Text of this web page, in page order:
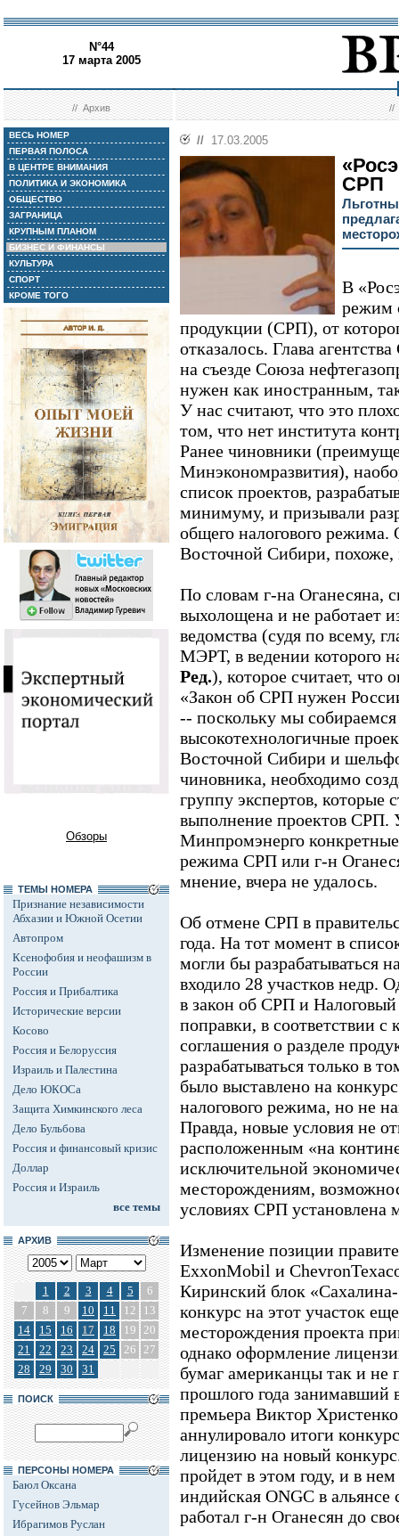
N°44
17 марта 2005
//Архив //
ВЕСЬ НОМЕР
ПЕРВАЯ ПОЛОСА
В ЦЕНТРЕ ВНИМАНИЯ
ПОЛИТИКА И ЭКОНОМИКА
ОБЩЕСТВО
ЗАГРАНИЦА
КРУПНЫМ ПЛАНОМ
БИЗНЕС И ФИНАНСЫ
КУЛЬТУРА
СПОРТ
КРОМЕ ТОГО
Обзоры
ТЕМЫ НОМЕРА
Признание независимости
Абхазии и Южной Осетии
Автопром
Ксенофобия и неофашизм в
России
Россия и Прибалтика
Исторические версии
Косово
Россия и Белоруссия
Израиль и Палестина
Дело ЮКОСа
Защита Химкинского леса
Дело Бульбова
Россия и финансовый кризис
Доллар
Россия и Израиль
все темы
АРХИВ
1 2 3 4 5
6
7
8 9 10 11 12
13
14
15 16 17 18 19 20
21
22 23 24 25 26 27
28
29 30 31
ПОИСК
ПЕРСОНЫ НОМЕРА
Баюл Оксана
Гусейнов Эльмар
Ибрагимов Руслан
// 17.03.2005
СРП
В
режим
продукции (СРП), от
отказалось. Глава
на съезде Союза
нужен как иностранным,
У нас считают, что это
том, что нет института
Ранее чиновники
Минэкономразвития),
список проектов,
минимуму, и призывали
общего налогового режима.
Восточной Сибири,
По словам г-на Оганесяна,
выхолощена и не работает
ведомства (судя по всему,
МЭРТ, в ведении которого
Ред.), которое считает, что
«Закон об СРП нужен
-- поскольку мы
высокотехнологичные
Восточной Сибири и
чиновника, необходимо
группу экспертов, которые
выполнение проектов СРП.
Минпромэнерго
режима СРП или г-н
мнение, вчера не удалось.
Об отмене СРП в
года. На тот момент в
могли бы разрабатываться
входило 28 участков недр.
в закон об СРП и
поправки, в соответствии
соглашения о разделе
разрабатываться только в
было выставлено на
налогового режима, но не
Правда, новые условия не
расположенным «на
исключительной
месторождениям,
условиях СРП установлена
Изменение позиции
ExxonMobil и
Киринский блок
конкурс на этот участок
месторождения проекта
однако оформление
бумаг американцы так и не
прошлого года занимавший
премьера Виктор
аннулировало итоги
лицензию на новый
пройдет в этом году, и в
индийская ONGC в альянсе
работал г-н Оганесян до